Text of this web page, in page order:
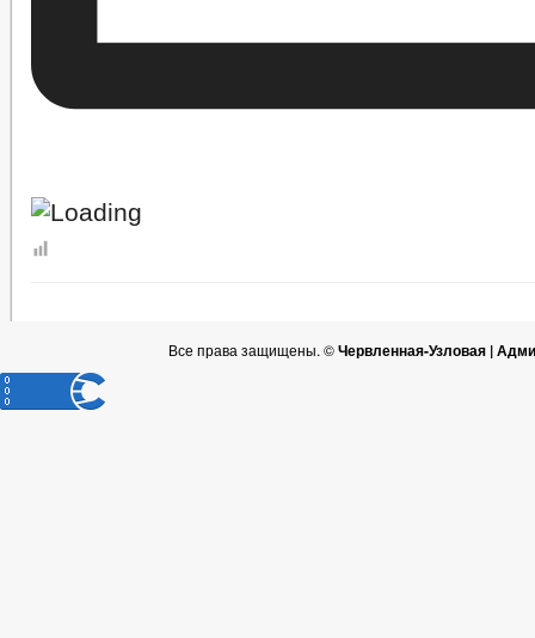
Все права защищены. ©Червленная-Узловая |